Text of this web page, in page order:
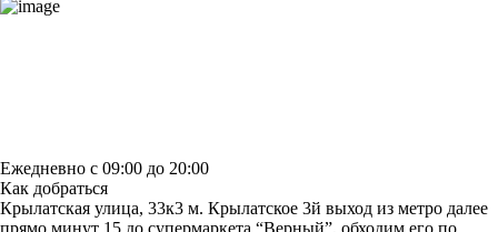
Ежедневно с 09:00 до 20:00
Как добраться
Крылатская улица, 33к3 м. Крылатское 3й выход из метро далее
прямо минут 15 до супермаркета “Верный”, обходим его по